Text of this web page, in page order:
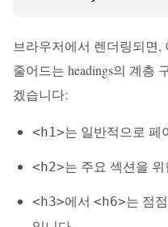
브라우저에서 렌더링되면
줄어드는 headings의 계층
겠습니다:
<h1>는 일반적으로 페
<h2>는 주요 섹션을
<h3>에서 <h6>는 점